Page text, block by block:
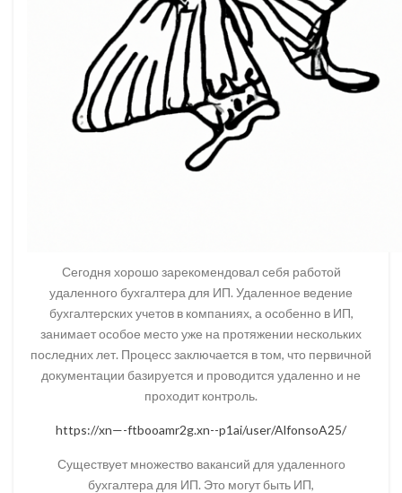
Сегодня хорошо зарекомендовал себя работой
удаленного бухгалтера для ИП. Удаленное ведение
бухгалтерских учетов в компаниях, а особенно в ИП,
занимает особое место уже на протяжении нескольких
последних лет. Процесс заключается в том, что первичной
документации базируется и проводится удаленно и не
проходит контроль.
https://xn—-ftbooamr2g.xn--p1ai/user/AlfonsoA25/
Существует множество вакансий для удаленного
бухгалтера для ИП. Это могут быть ИП,